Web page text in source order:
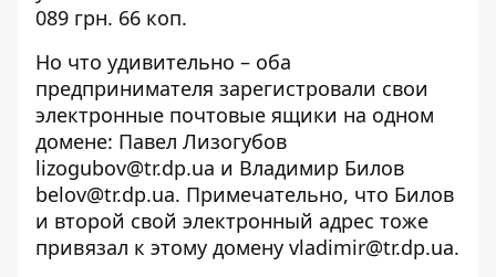
089 грн. 66 коп.
Но что удивительно – оба
предпринимателя зарегистровали свои
электронные почтовые ящики на одном
домене: Павел Лизогубов
lizogubov@tr.dp.ua и Владимир Билов
belov@tr.dp.ua. Примечательно, что Билов
и второй свой электронный адрес тоже
привязал к этому домену vladimir@tr.dp.ua.